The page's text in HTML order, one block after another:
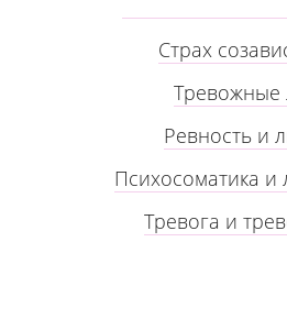
Страх
Тревожные
Ревность и
Психосоматика
Тревога и